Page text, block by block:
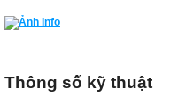
Thông số kỹ thuật